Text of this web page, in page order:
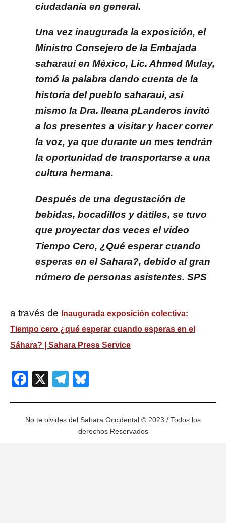
ciudadanía en general.
Una vez inaugurada la exposición, el
Ministro Consejero de la Embajada
saharaui en México, Lic. Ahmed Mulay,
tomó la palabra dando cuenta de la
historia del pueblo saharaui, así
mismo la Dra. Ileana pLanderos invitó
a los presentes a visitar y hacer correr
la voz, ya que durante un mes tendrán
la oportunidad de transportarse a una
cultura hermana.
Después de una degustación de
bebidas, bocadillos y dátiles, se tuvo
que proyectar dos veces el video
Tiempo Cero, ¿Qué esperar cuando
esperas en el Sahara?, debido al gran
número de personas asistentes. SPS
a través de
Inaugurada exposición colectiva:
Tiempo cero ¿qué esperar cuando esperas en el
Sáhara? | Sahara Press Service
Facebook
X Telegram
No te olvides del Sahara Occidental © 2023 / Todos los
derechos Reservados